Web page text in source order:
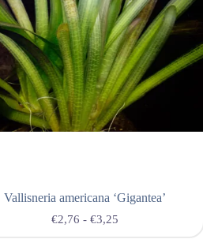
Vallisneria americana ‘Gigantea’
€2,76 - €3,25